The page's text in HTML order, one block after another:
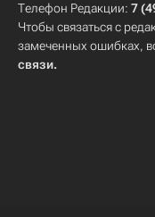
Телефон Редакции: 7
Чтобы связаться с
замеченных ошибках,
связи.